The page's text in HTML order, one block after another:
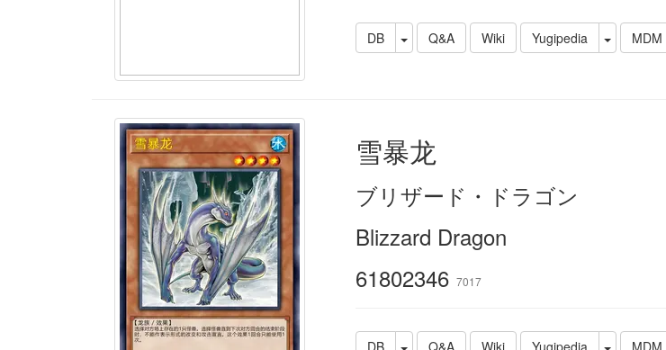
DB Q&A Wiki Yugipedia MDM
雪暴龙
ブリザード・ドラゴン
Blizzard Dragon
61802346 7017